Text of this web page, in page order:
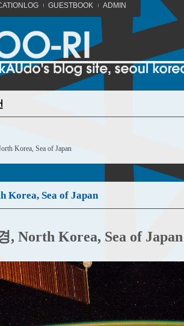
GUESTBOOK ADMIN
Korea, Sea of Japan
Korea, Sea of Japan
, North Korea, Sea of Japan